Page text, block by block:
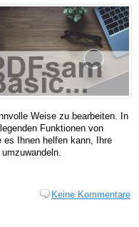
Weise zu bearbeiten. In
Funktionen von
es Ihnen helfen kann, Ihre
Keine Kommentare